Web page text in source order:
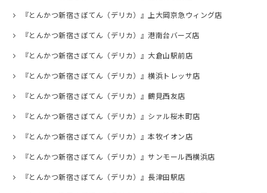
『とんかつ新宿さぼてん（デリカ）』上大岡京急ウィング店
『とんかつ新宿さぼてん（デリカ）』港南台バーズ店
『とんかつ新宿さぼてん（デリカ）』大倉山駅前店
『とんかつ新宿さぼてん（デリカ）』横浜トレッサ店
『とんかつ新宿さぼてん（デリカ）』鶴見西友店
『とんかつ新宿さぼてん（デリカ）』シァル桜木町店
『とんかつ新宿さぼてん（デリカ）』本牧イオン店
『とんかつ新宿さぼてん（デリカ）』サンモール西横浜店
『とんかつ新宿さぼてん（デリカ）』長津田駅店